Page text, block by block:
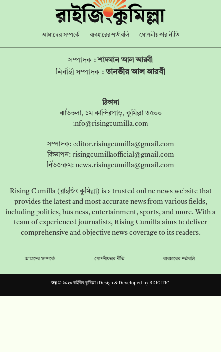
আমাদের সম্পর্কে ব্যবহারের শর্তাবলি গোপনীয়তার নীতি
সম্পাদক :শাদমান আল আরবী
নির্বাহী সম্পাদক : তানভীর আল আরবী
ঠিকানা
ঝাউতলা, ১ম কান্দিরপাড়, কুমিল্লা ৩৫০০
info@risingcumilla.com
সম্পাদক: editor.risingcumilla@gmail.com
বিজ্ঞাপন: risingcumillaofficial@gmail.com
নিউজরুম: news.risingcumilla@gmail.com
Rising Cumilla (রাইজিং কুমিল্লা) is a trusted online news website that
provides the latest and most accurate news from various fields,
including politics, business, entertainment, sports, and more. With a
team of experienced journalists, Rising Cumilla aims to deliver
comprehensive and objective news coverage to its readers.
আমাদের সম্পর্কে গোপনীয়তার নীতি ব্যবহারের শর্তাবলি
স্বত্ব © ২০২৩ রাইজিং কুমিল্লা। Design & Developed byBDIGITIC